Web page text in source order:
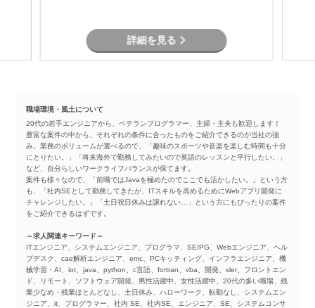
詳細を見る
職場環境・風土について
20代の若手エンジニアから、ベテランプログラマー、主婦・主夫も歓迎します！
豊富な案件の中から、それぞれの条件に合ったものをご紹介できるのが当社の強
み。業務のボリュームが選べるので、「趣味のスポーツや音楽を楽しむ時間も十分
にとりたい。」「将来海外で勤務してみたいので英語のレッスンと平行したい。」
など、自分らしいワークライフバランスが保てます。
案件も様々なので、「前職ではJavaを極めたのでここでも活かしたい。」という方
も、「社内SEとして勤務してきたが、ITスキルを高めるためにWebアプリ開発に
チャレンジしたい。」「土日祝日休みは譲れない…」という方にもぴったりの案件
をご紹介できるはずです。
～求人関連キーワード～
ITエンジニア、システムエンジニア、プログラマ、SE/PG、Webエンジニア、ヘル
プデスク、cae解析エンジニア、emc、PCキッティング、インフラエンジニア、機
械学習・AI、iot、java、python、c言語、fortran、vba、開発、sler、フロントエン
ド、リモート、ソフトウェア開発、男性活躍中、女性活躍中、20代の多い職場、残
業少なめ・残業ほとんどなし、土日休み、ハローワーク、転勤なし、システムエン
ジニア、it、プログラマー、社内 SE、社内SE、エンジニア、SE、システムコンサ